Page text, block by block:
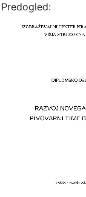
Predogled: